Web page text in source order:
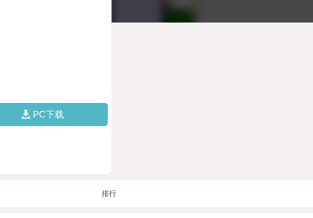
PC下载
排行